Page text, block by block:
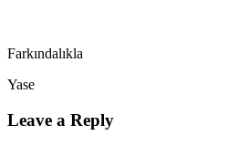
Farkındalıkla
Yase
Leave a Reply